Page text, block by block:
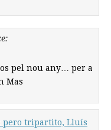
pel nou any… per a
Mas
tripartito, Lluís